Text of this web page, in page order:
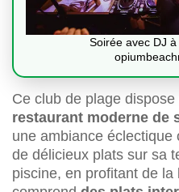
Soirée avec DJ à
Ce club de plage dispose
restaurant moderne de
une ambiance
de délicieux plats sur sa
piscine, en profitant de